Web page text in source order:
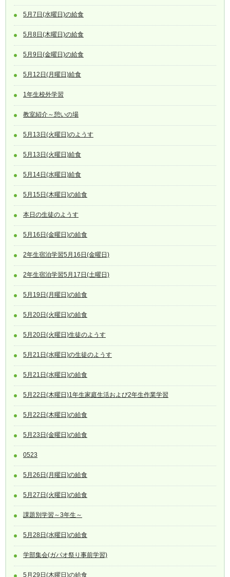
5月7日(水曜日)の給食
5月8日(木曜日)の給食
5月9日(金曜日)の給食
5月12日(月曜日)給食
1年生校外学習
教室紹介～憩いの場
5月13日(火曜日)のようす
5月13日(火曜日)給食
5月14日(水曜日)給食
5月15日(木曜日)の給食
本日の生徒のようす
5月16日(金曜日)の給食
2年生宿泊学習5月16日(金曜日)
2年生宿泊学習5月17日(土曜日)
5月19日(月曜日)の給食
5月20日(火曜日)の給食
5月20日(火曜日)生徒のようす
5月21日(水曜日)の生徒のようす
5月21日(水曜日)の給食
5月22日(木曜日)1年生家庭生活および2年生作業学習
5月22日(木曜日)の給食
5月23日(金曜日)の給食
0523
5月26日(月曜日)の給食
5月27日(火曜日)の給食
課題別学習～3年生～
5月28日(水曜日)の給食
学部集会(ガパオ祭り事前学習)
5月29日(木曜日)の給食